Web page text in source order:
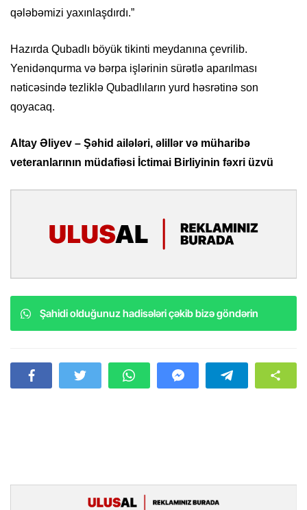
qələbəmizi yaxınlaşdırdı.”
Hazırda Qubadlı böyük tikinti meydanına çevrilib.
Yenidənqurma və bərpa işlərinin sürətlə aparılması
nəticəsində tezliklə Qubadlıların yurd həsrətinə son
qoyacaq.
Altay Əliyev – Şəhid ailələri, əlillər və müharibə
veteranlarının müdafiəsi İctimai Birliyinin fəxri üzvü
Şahidi olduğunuz hadisələri çəkib bizə göndərin